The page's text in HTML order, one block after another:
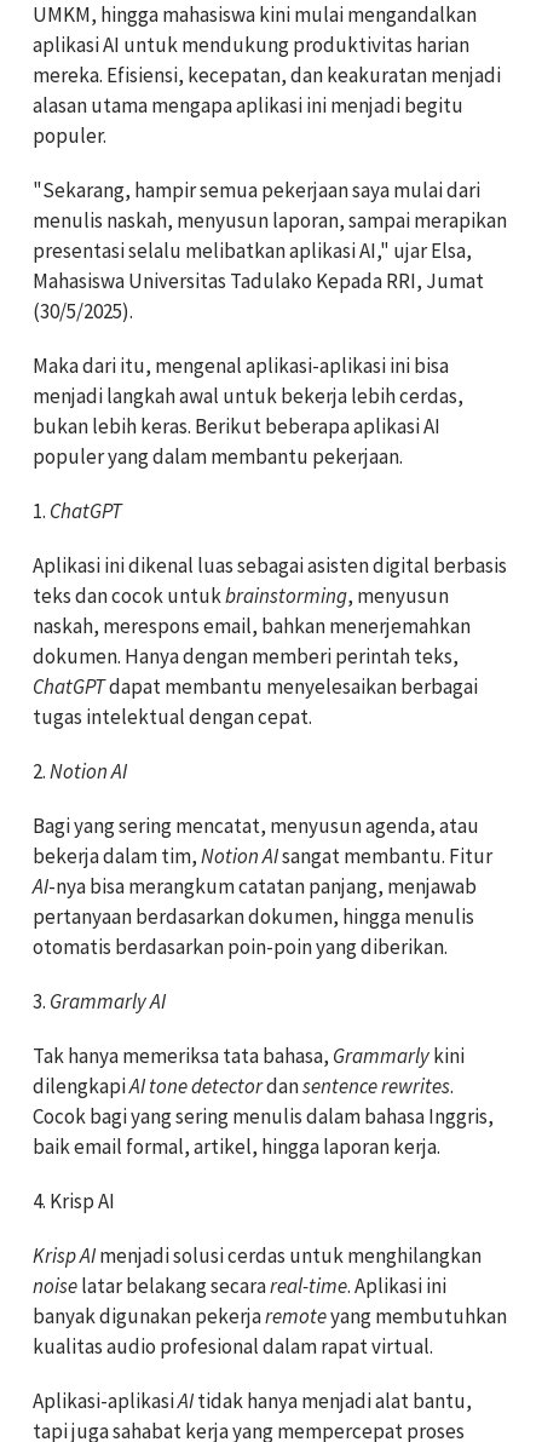
UMKM, hingga mahasiswa kini mulai mengandalkan
aplikasi AI untuk mendukung produktivitas harian
mereka. Efisiensi, kecepatan, dan keakuratan menjadi
alasan utama mengapa aplikasi ini menjadi begitu
populer.
"Sekarang, hampir semua pekerjaan saya mulai dari
menulis naskah, menyusun laporan, sampai merapikan
presentasi selalu melibatkan aplikasi AI," ujar Elsa,
Mahasiswa Universitas Tadulako Kepada RRI, Jumat
(30/5/2025).
Maka dari itu, mengenal aplikasi-aplikasi ini bisa
menjadi langkah awal untuk bekerja lebih cerdas,
bukan lebih keras. Berikut beberapa aplikasi AI
populer yang dalam membantu pekerjaan.
1. ChatGPT
Aplikasi ini dikenal luas sebagai asisten digital berbasis
teks dan cocok untukbrainstorming, menyusun
naskah, merespons email, bahkan menerjemahkan
dokumen. Hanya dengan memberi perintah teks,
ChatGPTdapat membantu menyelesaikan berbagai
tugas intelektual dengan cepat.
2.Notion AI
Bagi yang sering mencatat, menyusun agenda, atau
bekerja dalam tim,Notion AIsangat membantu. Fitur
AI-nya bisa merangkum catatan panjang, menjawab
pertanyaan berdasarkan dokumen, hingga menulis
otomatis berdasarkan poin-poin yang diberikan.
3. Grammarly AI
Tak hanya memeriksa tata bahasa, Grammarlykini
dilengkapiAI tone detectordansentence rewrites.
Cocok bagi yang sering menulis dalam bahasa Inggris,
baik email formal, artikel, hingga laporan kerja.
4. Krisp AI
Krisp AImenjadi solusi cerdas untuk menghilangkan
noiselatar belakang secarareal-time. Aplikasi ini
banyak digunakan pekerjaremoteyang membutuhkan
kualitas audio profesional dalam rapat virtual.
Aplikasi-aplikasiAItidak hanya menjadi alat bantu,
tapi juga sahabat kerja yang mempercepat proses